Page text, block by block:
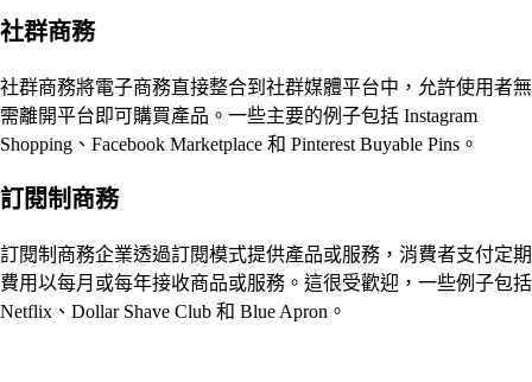
社群商務
社群商務將電子商務直接整合到社群媒體平台中，允許使用者無
需離開平台即可購買產品。一些主要的例子包括 Instagram
Shopping、Facebook Marketplace 和 Pinterest Buyable Pins。
訂閱制商務
訂閱制商務企業透過訂閱模式提供產品或服務，消費者支付定期
費用以每月或每年接收商品或服務。這很受歡迎，一些例子包括
Netflix、Dollar Shave Club 和 Blue Apron。